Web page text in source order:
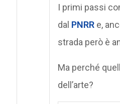
I primi passi
dal PNRR e,
strada però è
Ma perché
dell’arte?